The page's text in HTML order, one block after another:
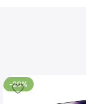
-20%